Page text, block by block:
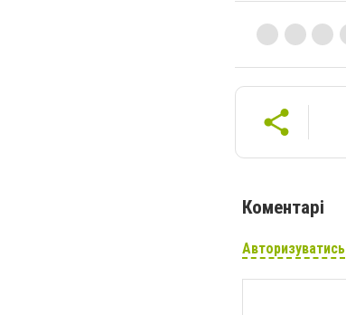
Коментарі
Авторизуватись